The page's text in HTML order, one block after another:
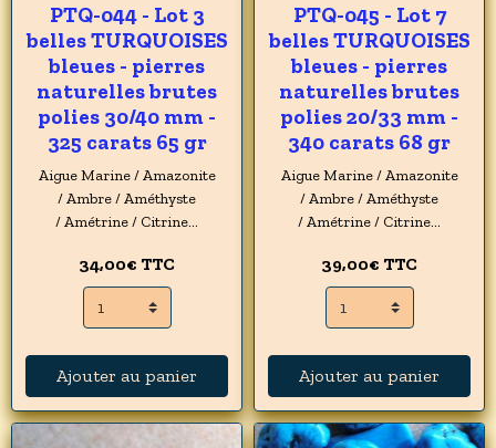
PTQ-044 - Lot 3
belles TURQUOISES
bleues - pierres
naturelles brutes
polies 30/40 mm -
325 carats 65 gr
Aigue Marine / Amazonite
/ Ambre / Améthyste
/ Amétrine / Citrine...
34,00€ TTC
Ajouter au panier
PTQ-045 - Lot 7
belles TURQUOISES
bleues - pierres
naturelles brutes
polies 20/33 mm -
340 carats 68 gr
Aigue Marine / Amazonite
/ Ambre / Améthyste
/ Amétrine / Citrine...
39,00€ TTC
Ajouter au panier